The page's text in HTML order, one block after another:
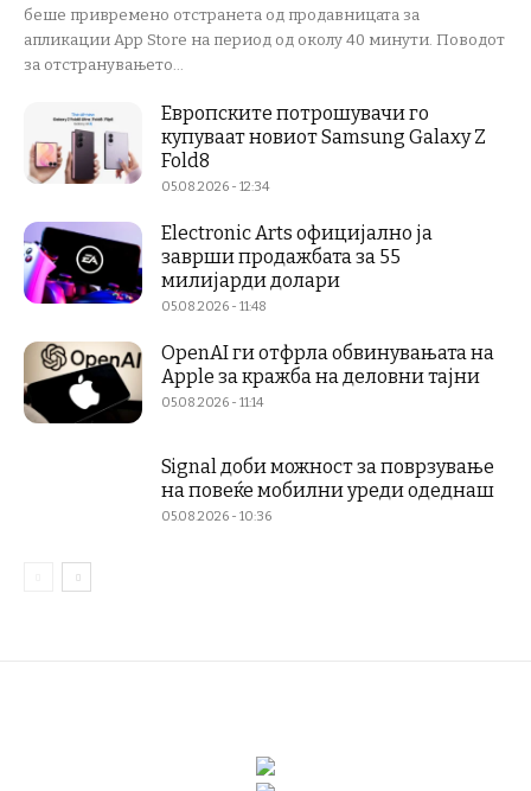
беше привремено отстранета од продавницата за
апликации App Store на период од околу 40 минути. Поводот
за отстранувањето...
Европските потрошувачи го
купуваат новиот Samsung Galaxy Z
Fold8
05.08.2026 - 12:34
Electronic Arts официјално ја
заврши продажбата за 55
милијарди долари
05.08.2026 - 11:48
OpenAI ги отфрла обвинувањата на
Apple за кражба на деловни тајни
05.08.2026 - 11:14
Signal доби можност за поврзување
на повеќе мобилни уреди одеднаш
05.08.2026 - 10:36